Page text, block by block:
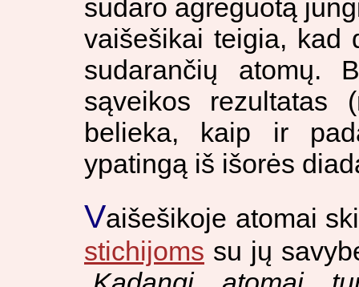
sudaro agreguotą
vaišešikai teigia, kad
sudarančių atomų.
sąveikos rezultatas
belieka, kaip ir
ypatingą iš išorės
Vaišešikoje atomai
stichijoms su jų